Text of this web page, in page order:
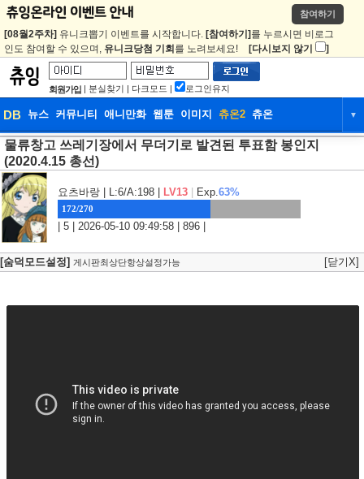
참여하기
[08월2주차] 유니크뽑기 이벤트를 시작합니다. [참여하기] 를 누르시면 비로그
인도 참여할 수 있으며, 유니크당첨 기회 를 노려보세요! [다시보지 않기 ]
회원가입 | 분실찾기 | 다크모드 | 로그인유지
DB 뉴스 커뮤니티 애니만화 웹툰 이미지 츄온2 츄온 ▼
DB 뉴스 커뮤니티 애니만화
웹툰
물류창고 쓰레기장에서 무더기로 발견된 투표함 봉인지
(2020.4.15 총선)
요츠바랑 | L:6/A:198 | LV13 Exp.63%
172/270
| 5 | 2026-05-10 09:49:58 | 896 |
[숨덕모드설정] 게시판최상단항상설정가능 [닫기X]